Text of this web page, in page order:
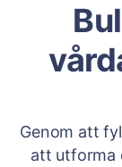
Genom att
att utforma